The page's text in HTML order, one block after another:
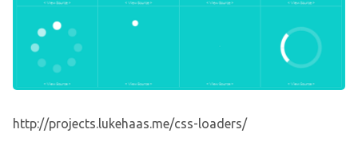
http://projects.lukehaas.me/css-loaders/